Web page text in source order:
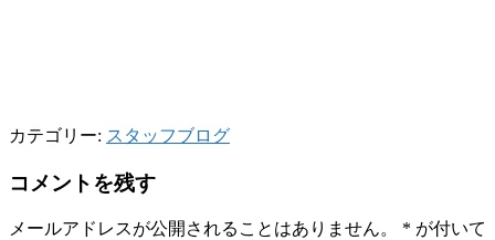
カテゴリー: スタッフブログ
コメントを残す
メールアドレスが公開されることはありません。 * が付いて